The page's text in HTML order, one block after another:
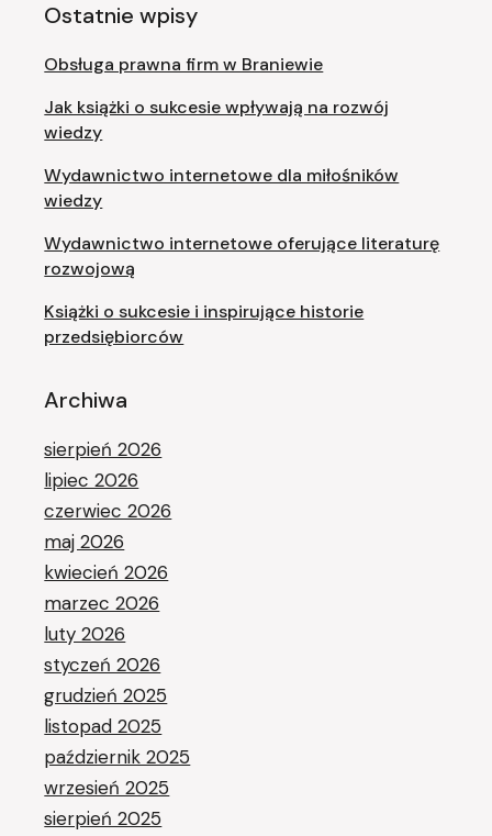
Ostatnie wpisy
Obsługa prawna firm w Braniewie
Jak książki o sukcesie wpływają na rozwój
wiedzy
Wydawnictwo internetowe dla miłośników
wiedzy
Wydawnictwo internetowe oferujące literaturę
rozwojową
Książki o sukcesie i inspirujące historie
przedsiębiorców
Archiwa
sierpień 2026
lipiec 2026
czerwiec 2026
maj 2026
kwiecień 2026
marzec 2026
luty 2026
styczeń 2026
grudzień 2025
listopad 2025
październik 2025
wrzesień 2025
sierpień 2025